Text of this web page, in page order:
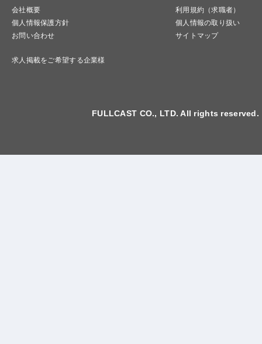
会社概要
利用規約（求職者）
個人情報保護方針
個人情報の取り扱い
お問い合わせ
サイトマップ
求人掲載をご希望する企業様
FULLCAST CO., LTD. All rights reserved.